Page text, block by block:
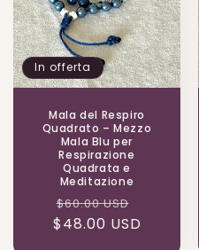
In offerta
Mala del Respiro
Quadrato – Mezzo
Mala Blu per
Respirazione
Quadrata e
Meditazione
Prezzo
di
$60.00 USD
scontato
$48.00 USD